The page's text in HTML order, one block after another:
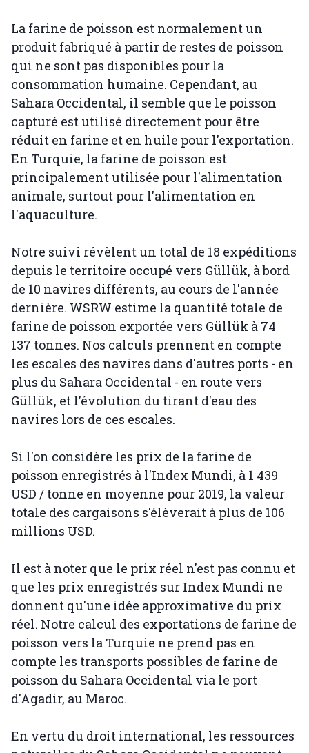
La farine de poisson est normalement un
produit fabriqué à partir de restes de poisson
qui ne sont pas disponibles pour la
consommation humaine. Cependant, au
Sahara Occidental, il semble que le poisson
capturé est utilisé directement pour être
réduit en farine et en huile pour l'exportation.
En Turquie, la farine de poisson est
principalement utilisée pour l'alimentation
animale, surtout pour l'alimentation en
l'aquaculture.
Notre suivi révèlent un total de 18 expéditions
depuis le territoire occupé vers Güllük, à bord
de 10 navires différents, au cours de l'année
dernière. WSRW estime la quantité totale de
farine de poisson exportée vers Güllük à 74
137 tonnes. Nos calculs prennent en compte
les escales des navires dans d'autres ports - en
plus du Sahara Occidental - en route vers
Güllük, et l'évolution du tirant d'eau des
navires lors de ces escales.
Si l'on considère les prix de la farine de
poisson enregistrés à l'Index Mundi, à 1 439
USD / tonne en moyenne pour 2019, la valeur
totale des cargaisons s'élèverait à plus de 106
millions USD.
Il est à noter que le prix réel n'est pas connu et
que les prix enregistrés sur Index Mundi ne
donnent qu'une idée approximative du prix
réel. Notre calcul des exportations de farine de
poisson vers la Turquie ne prend pas en
compte les transports possibles de farine de
poisson du Sahara Occidental via le port
d'Agadir, au Maroc.
En vertu du droit international, les ressources